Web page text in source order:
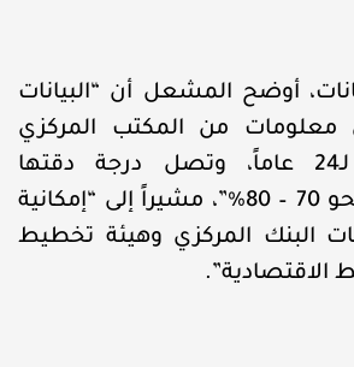
أوضح المشعل أن “البيانات
من المكتب المركزي
للإحصاء تعود لـ24 عاماً، وتصل درجة دقتها
وموثوقيتها إلى نحو 70 – 80%”، مشيراً إلى “إمكانية
البنك المركزي وهيئة تخطيط
الاقتصادية”.